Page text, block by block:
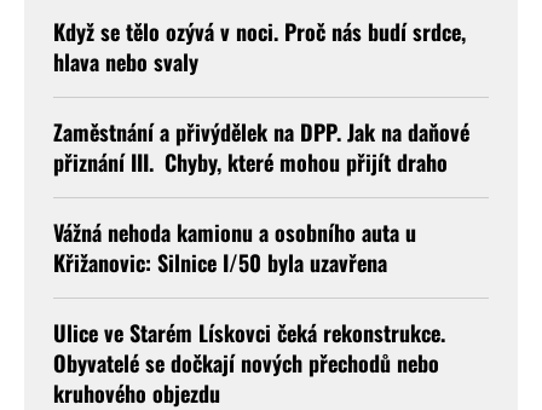
Když se tělo ozývá v noci. Proč nás budí srdce,
hlava nebo svaly
Zaměstnání a přivýdělek na DPP. Jak na daňové
přiznání III. Chyby, které mohou přijít draho
Vážná nehoda kamionu a osobního auta u
Křižanovic: Silnice I/50 byla uzavřena
Ulice ve Starém Lískovci čeká rekonstrukce.
Obyvatelé se dočkají nových přechodů nebo
kruhového objezdu